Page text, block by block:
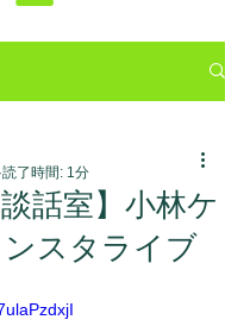
話室】小林ケ
スタライブ
読了時間: 1分